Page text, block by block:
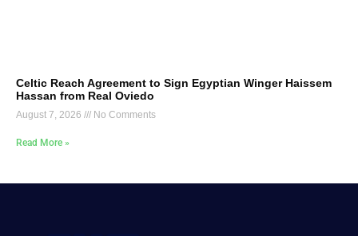
Celtic Reach Agreement to Sign Egyptian Winger Haissem
Hassan from Real Oviedo
August 7, 2026 No Comments
Read More »